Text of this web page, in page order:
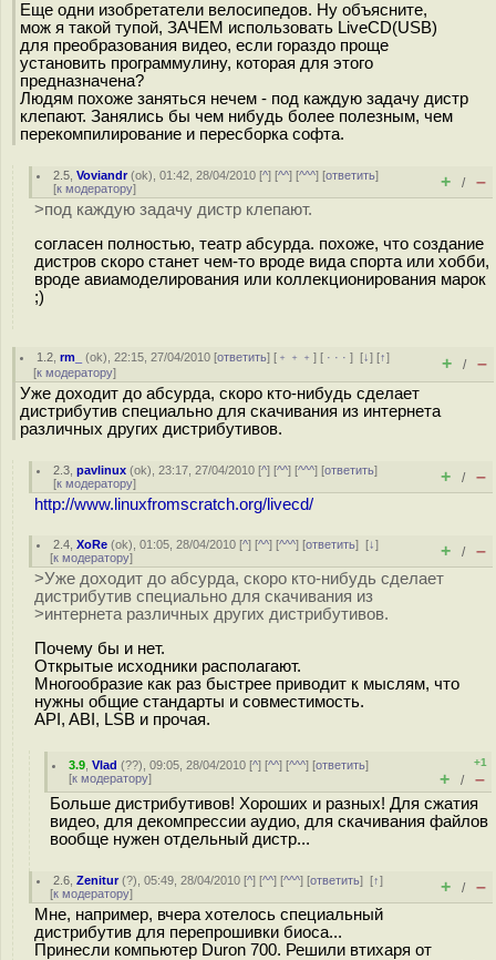
Еще одни изобретатели велосипедов. Ну объясните,
мож я такой тупой, ЗАЧЕМ использовать LiveCD(USB)
для преобразования видео, если гораздо проще
установить программулину, которая для этого
предназначена?
Людям похоже заняться нечем - под каждую задачу дистр
клепают. Занялись бы чем нибудь более полезным, чем
перекомпилирование и пересборка софта.
2.5 ,Voviandr(ok), 01:42, 28/04/2010 [^] [^^] [^^^] [ответить]
[к модератору] + / –
>под каждую задачу дистр клепают.
согласен полностью, театр абсурда. похоже, что создание
дистров скоро станет чем-то вроде вида спорта или хобби,
вроде авиамоделирования или коллекционирования марок
;)
1.2 ,rm_ (ok), 22:15, 27/04/2010 [ответить] [ ﹢﹢﹢] [ · · ·][↓] [↑]
[к модератору] + / –
Уже доходит до абсурда, скоро кто-нибудь сделает
дистрибутив специально для скачивания из интернета
различных других дистрибутивов.
2.3 ,pavlinux (ok), 23:17, 27/04/2010 [^] [^^] [^^^] [ответить]
[к модератору] + / –
http://www.linuxfromscratch.org/livecd/
2.4 ,XoRe (ok), 01:05, 28/04/2010 [^] [^^] [^^^] [ответить][↓]
[к модератору] + / –
>Уже доходит до абсурда, скоро кто-нибудь сделает
дистрибутив специально для скачивания из
>интернета различных других дистрибутивов.
Почему бы и нет.
Открытые исходники располагают.
Многообразие как раз быстрее приводит к мыслям, что
нужны общие стандарты и совместимость.
API, ABI, LSB и прочая.
3.9 ,Vlad (??), 09:05, 28/04/2010 [^] [^^] [^^^] [ответить]
[к модератору]
+1
+ / –
Больше дистрибутивов! Хороших и разных! Для сжатия
видео, для декомпрессии аудио, для скачивания файлов
вообще нужен отдельный дистр...
2.6 ,Zenitur(?), 05:49, 28/04/2010 [^] [^^] [^^^] [ответить][↑]
[к модератору] + / –
Мне, например, вчера хотелось специальный
дистрибутив для перепрошивки биоса...
Принесли компьютер Duron 700. Решили втихаря от